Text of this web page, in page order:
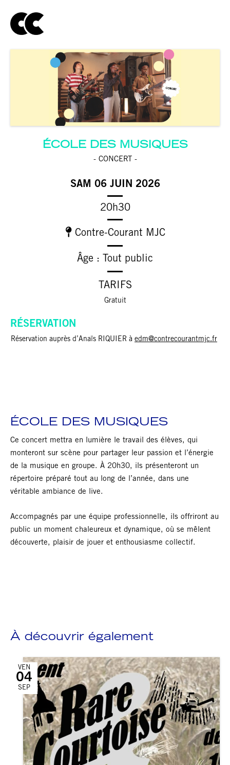
ÉCOLE DES MUSIQUES
- CONCERT -
SAM 06 JUIN 2026
20h30
Contre-Courant MJC
Âge : Tout public
TARIFS
Gratuit
RÉSERVATION
Réservation auprès d’Anaïs RIQUIER à edm@contrecourantmjc.fr
ÉCOLE DES MUSIQUES
Ce concert mettra en lumière le travail des élèves, qui
monteront sur scène pour partager leur passion et l’énergie
de la musique en groupe. À 20h30, ils présenteront un
répertoire préparé tout au long de l’année, dans une
véritable ambiance de live.
Accompagnés par une équipe professionnelle, ils offriront au
public un moment chaleureux et dynamique, où se mêlent
découverte, plaisir de jouer et enthousiasme collectif.
À découvrir également
VEN
04
SEP